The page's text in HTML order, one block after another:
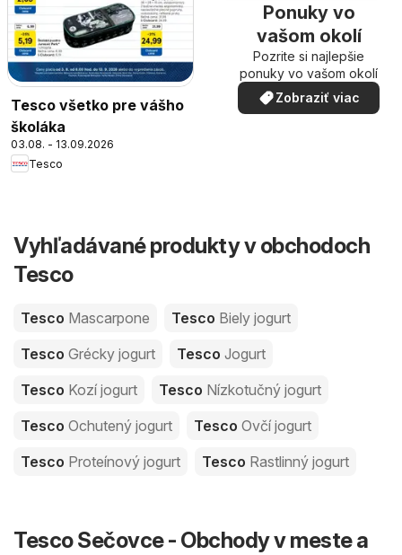
Tesco všetko pre vášho
školáka
03.08. - 13.09.2026
Tesco
Ponuky vo
vašom okolí
Pozrite si najlepšie
ponuky vo vašom okolí
Zobraziť viac
Vyhľadávané produkty v obchodoch
Tesco
Tesco Mascarpone Tesco Biely jogurt
Tesco Grécky jogurt Tesco Jogurt
Tesco Kozí jogurt Tesco Nízkotučný jogurt
Tesco Ochutený jogurt Tesco Ovčí jogurt
Tesco Proteínový jogurt Tesco Rastlinný jogurt
Tesco Sečovce - Obchody v meste a